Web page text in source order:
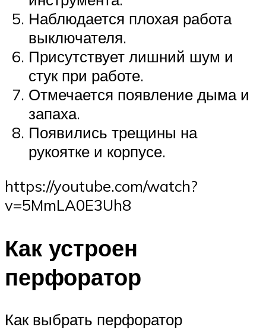
Наблюдается плохая работа
выключателя.
Присутствует лишний шум и
стук при работе.
Отмечается появление дыма и
запаха.
Появились трещины на
рукоятке и корпусе.
https://youtube.com/watch?
v=5MmLA0E3Uh8
Как устроен
перфоратор
Как выбрать перфоратор